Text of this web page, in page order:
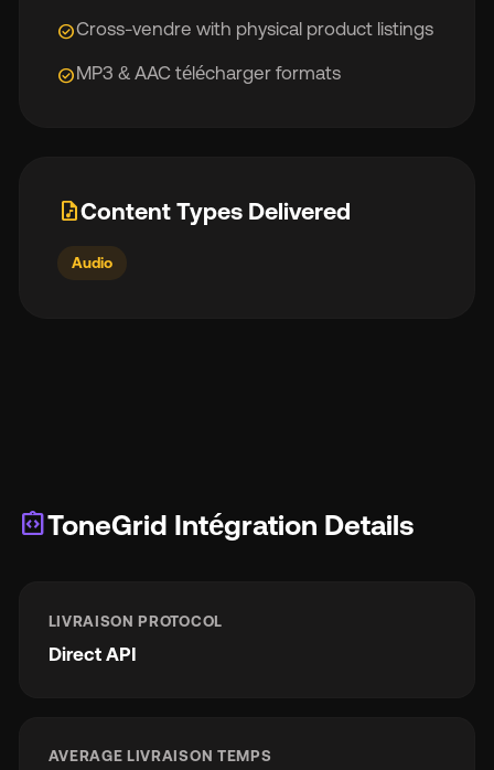
check_circleCross-vendre with physical product listings
check_circleMP3 & AAC télécharger formats
audio_fileContent Types Delivered
Audio
integration_instructionsToneGrid Intégration Details
LIVRAISON PROTOCOL
Direct API
AVERAGE LIVRAISON TEMPS